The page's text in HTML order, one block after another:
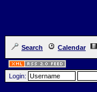
Search Calendar
Login: